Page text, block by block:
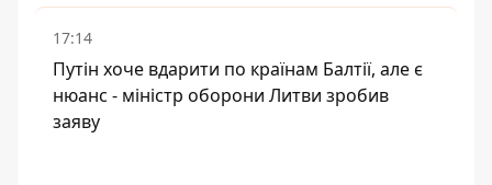
17:14
Путін хоче вдарити по країнам Балтії, але є
нюанс - міністр оборони Литви зробив
заяву